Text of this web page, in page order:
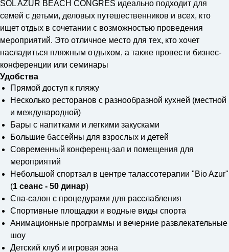
SOL AZUR BEACH CONGRES идеально подходит для
семей с детьми, деловых путешественников и всех, кто
ищет отдых в сочетании с возможностью проведения
мероприятий. Это отличное место для тех, кто хочет
насладиться пляжным отдыхом, а также провести бизнес-
конференции или семинары
Удобства
Прямой доступ к пляжу
Несколько ресторанов с разнообразной кухней (местной
и международной)
Бары с напитками и легкими закусками
Большие бассейны для взрослых и детей
Современный конференц-зал и помещения для
мероприятий
Небольшой спортзал в центре талассотерапии "Bio Azur"
(1 сеанс - 50 динар)
Спа-салон с процедурами для расслабления
Спортивные площадки и водные виды спорта
Анимационные программы и вечерние развлекательные
шоу
Детский клуб и игровая зона